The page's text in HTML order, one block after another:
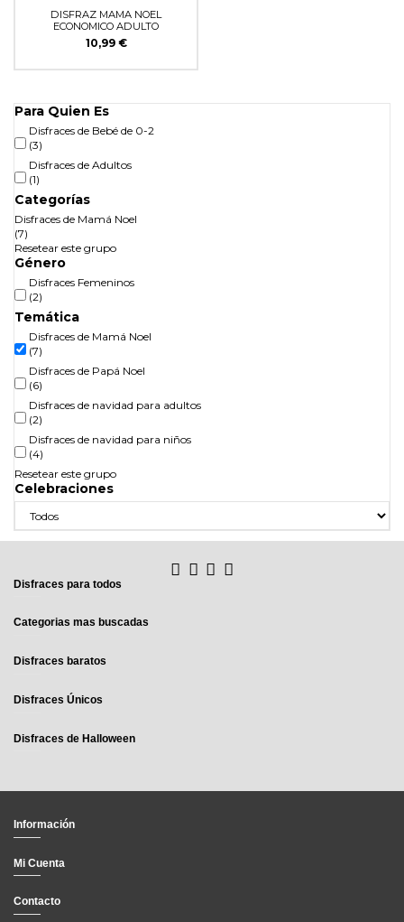
DISFRAZ MAMA NOEL
ECONOMICO ADULTO
10,99 €
Para Quien Es
Disfraces de Bebé de 0-2
(3)
Disfraces de Adultos
(1)
Categorías
Disfraces de Mamá Noel
(7)
Resetear este grupo
Género
Disfraces Femeninos
(2)
Temática
Disfraces de Mamá Noel
(7)
Disfraces de Papá Noel
(6)
Disfraces de navidad para adultos
(2)
Disfraces de navidad para niños
(4)
Resetear este grupo
Celebraciones
Disfraces para todos
Categorias mas buscadas
Disfraces baratos
Disfraces Únicos
Disfraces de Halloween
Información
Mi Cuenta
Contacto